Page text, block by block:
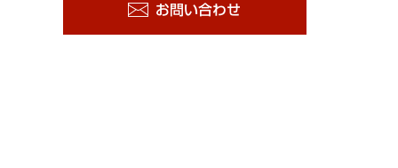
お問い合わせ